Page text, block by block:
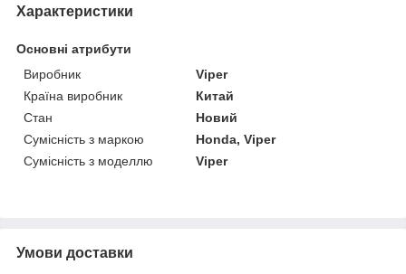
Характеристики
Основні атрибути
Виробник
Viper
Країна виробник
Китай
Стан
Новий
Сумісність з маркою
Honda, Viper
Сумісність з моделлю
Viper
Умови доставки